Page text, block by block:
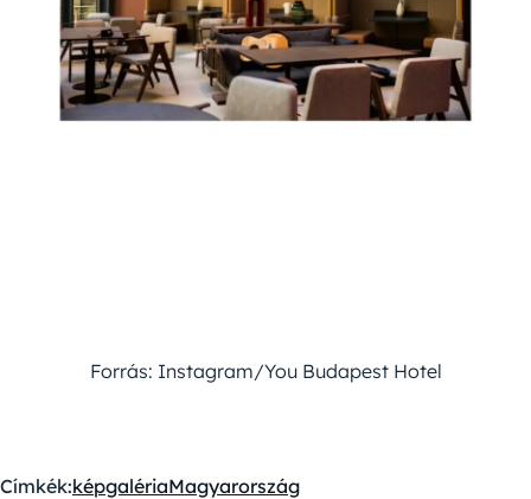
Forrás: Instagram/You Budapest Hotel
Címkék:képgalériaMagyarország